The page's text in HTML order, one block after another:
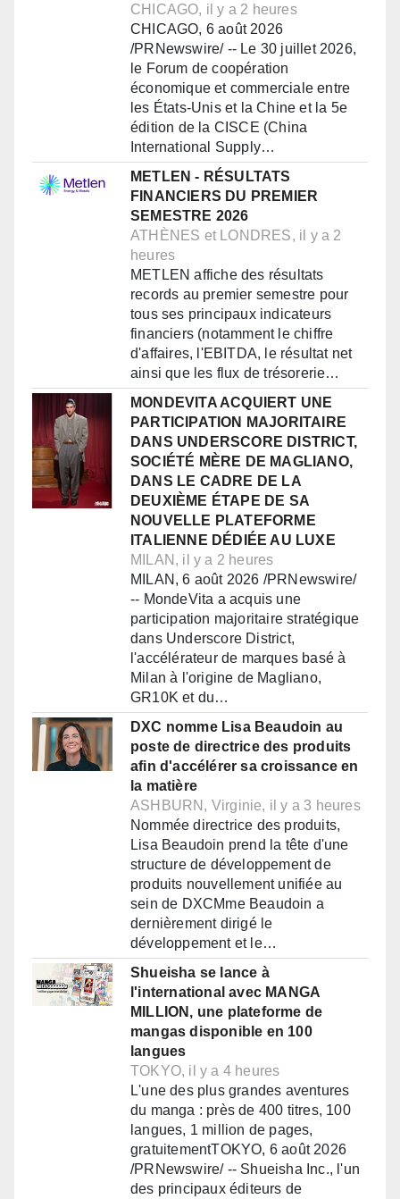
CHICAGO, il y a 2 heures
CHICAGO, 6 août 2026
/PRNewswire/ -- Le 30 juillet 2026,
le Forum de coopération
économique et commerciale entre
les États-Unis et la Chine et la 5e
édition de la CISCE (China
International Supply…
METLEN - RÉSULTATS
FINANCIERS DU PREMIER
SEMESTRE 2026
ATHÈNES et LONDRES, il y a 2
heures
METLEN affiche des résultats
records au premier semestre pour
tous ses principaux indicateurs
financiers (notamment le chiffre
d'affaires, l'EBITDA, le résultat net
ainsi que les flux de trésorerie…
MONDEVITA ACQUIERT UNE
PARTICIPATION MAJORITAIRE
DANS UNDERSCORE DISTRICT,
SOCIÉTÉ MÈRE DE MAGLIANO,
DANS LE CADRE DE LA
DEUXIÈME ÉTAPE DE SA
NOUVELLE PLATEFORME
ITALIENNE DÉDIÉE AU LUXE
MILAN, il y a 2 heures
MILAN, 6 août 2026 /PRNewswire/
-- MondeVita a acquis une
participation majoritaire stratégique
dans Underscore District,
l'accélérateur de marques basé à
Milan à l'origine de Magliano,
GR10K et du…
DXC nomme Lisa Beaudoin au
poste de directrice des produits
afin d'accélérer sa croissance en
la matière
ASHBURN, Virginie, il y a 3 heures
Nommée directrice des produits,
Lisa Beaudoin prend la tête d'une
structure de développement de
produits nouvellement unifiée au
sein de DXCMme Beaudoin a
dernièrement dirigé le
développement et le…
Shueisha se lance à
l'international avec MANGA
MILLION, une plateforme de
mangas disponible en 100
langues
TOKYO, il y a 4 heures
L'une des plus grandes aventures
du manga : près de 400 titres, 100
langues, 1 million de pages,
gratuitementTOKYO, 6 août 2026
/PRNewswire/ -- Shueisha Inc., l'un
des principaux éditeurs de